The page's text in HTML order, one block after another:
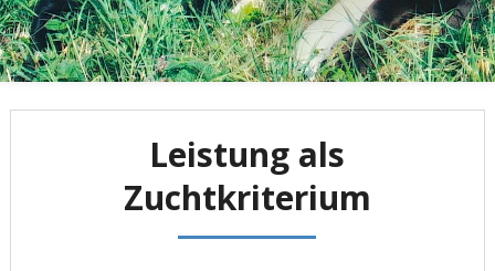
Leistung als
Zuchtkriterium